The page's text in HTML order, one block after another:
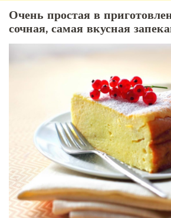
Очень простая в
сочная, самая вкусная